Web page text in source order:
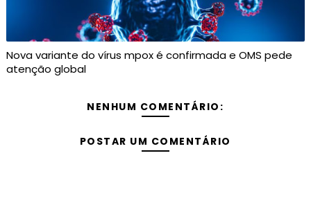
Nova variante do vírus mpox é confirmada e OMS pede
atenção global
NENHUM COMENTÁRIO:
POSTAR UM COMENTÁRIO